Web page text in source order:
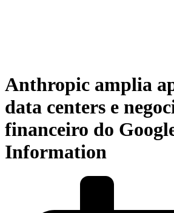
Anthropic amplia
data centers e
financeiro do
Information